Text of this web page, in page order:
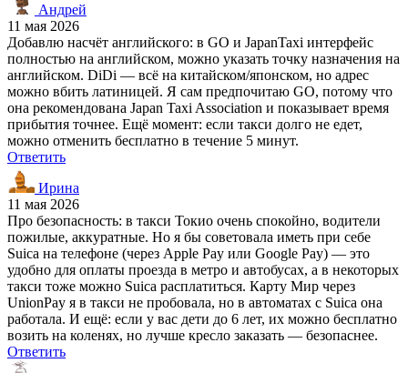
Андрей
11 мая 2026
Добавлю насчёт английского: в GO и JapanTaxi интерфейс
полностью на английском, можно указать точку назначения на
английском. DiDi — всё на китайском/японском, но адрес
можно вбить латиницей. Я сам предпочитаю GO, потому что
она рекомендована Japan Taxi Association и показывает время
прибытия точнее. Ещё момент: если такси долго не едет,
можно отменить бесплатно в течение 5 минут.
Ответить
Ирина
11 мая 2026
Про безопасность: в такси Токио очень спокойно, водители
пожилые, аккуратные. Но я бы советовала иметь при себе
Suica на телефоне (через Apple Pay или Google Pay) — это
удобно для оплаты проезда в метро и автобусах, а в некоторых
такси тоже можно Suica расплатиться. Карту Мир через
UnionPay я в такси не пробовала, но в автоматах с Suica она
работала. И ещё: если у вас дети до 6 лет, их можно бесплатно
возить на коленях, но лучше кресло заказать — безопаснее.
Ответить